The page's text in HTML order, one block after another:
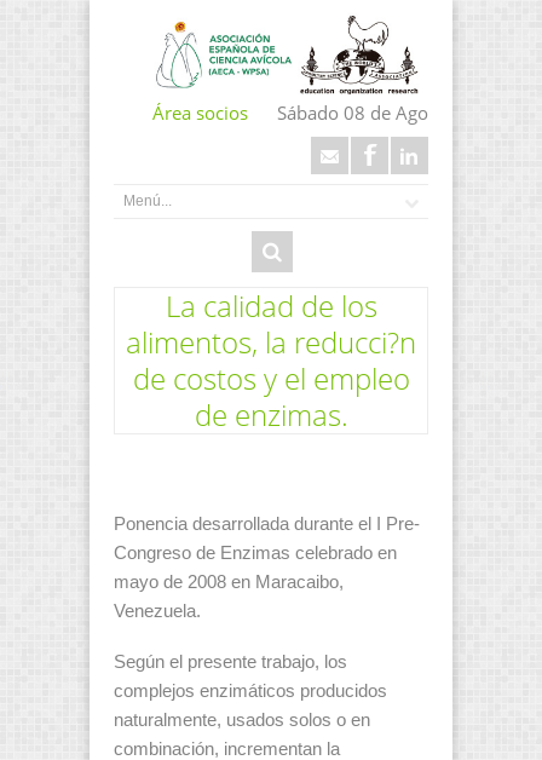
Área socios Sábado 08 de Ago
La calidad de los
alimentos, la reducci?n
de costos y el empleo
de enzimas.
Ponencia desarrollada durante el I Pre-
Congreso de Enzimas celebrado en
mayo de 2008 en Maracaibo,
Venezuela.
Según el presente trabajo, los
complejos enzimáticos producidos
naturalmente, usados solos o en
combinación, incrementan la